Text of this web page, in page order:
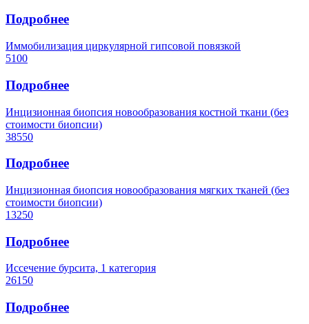
Подробнее
Иммобилизация циркулярной гипсовой повязкой
5100
Подробнее
Инцизионная биопсия новообразования костной ткани (без
стоимости биопсии)
38550
Подробнее
Инцизионная биопсия новообразования мягких тканей (без
стоимости биопсии)
13250
Подробнее
Иссечение бурсита, 1 категория
26150
Подробнее